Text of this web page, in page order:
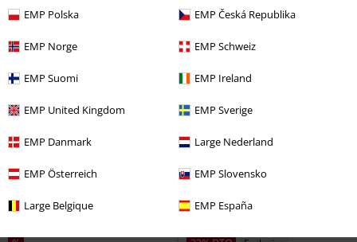
EMP Polska EMP Česká Republika
EMP Norge EMP Schweiz
EMP Suomi EMP Ireland
EMP United Kingdom EMP Sverige
EMP Danmark Large Nederland
EMP Österreich EMP Slovensko
Large Belgique EMP España
KILLSTAR
Minifalda